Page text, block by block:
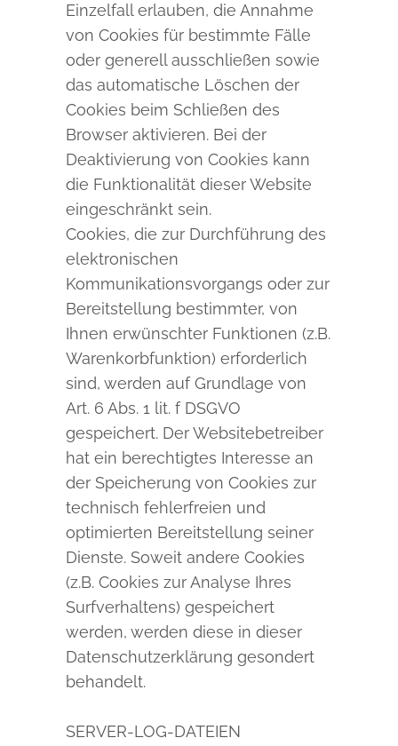
Einzelfall erlauben, die Annahme
von Cookies für bestimmte Fälle
oder generell ausschließen sowie
das automatische Löschen der
Cookies beim Schließen des
Browser aktivieren. Bei der
Deaktivierung von Cookies kann
die Funktionalität dieser Website
eingeschränkt sein.
Cookies, die zur Durchführung des
elektronischen
Kommunikationsvorgangs oder zur
Bereitstellung bestimmter, von
Ihnen erwünschter Funktionen (z.B.
Warenkorbfunktion) erforderlich
sind, werden auf Grundlage von
Art. 6 Abs. 1 lit. f DSGVO
gespeichert. Der Websitebetreiber
hat ein berechtigtes Interesse an
der Speicherung von Cookies zur
technisch fehlerfreien und
optimierten Bereitstellung seiner
Dienste. Soweit andere Cookies
(z.B. Cookies zur Analyse Ihres
Surfverhaltens) gespeichert
werden, werden diese in dieser
Datenschutzerklärung gesondert
behandelt.
SERVER-LOG-DATEIEN